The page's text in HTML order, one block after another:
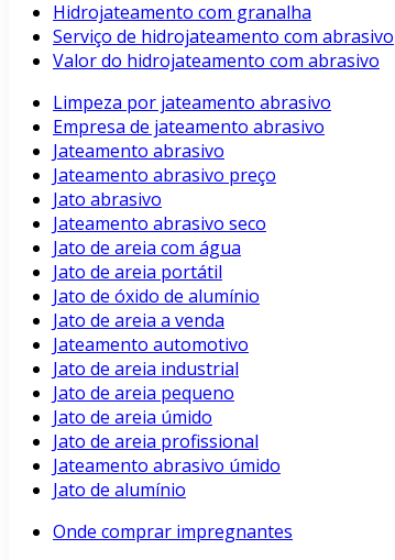
Hidrojateamento com granalha
Serviço de hidrojateamento com abrasivo
Valor do hidrojateamento com abrasivo
Limpeza por jateamento abrasivo
Empresa de jateamento abrasivo
Jateamento abrasivo
Jateamento abrasivo preço
Jato abrasivo
Jateamento abrasivo seco
Jato de areia com água
Jato de areia portátil
Jato de óxido de alumínio
Jato de areia a venda
Jateamento automotivo
Jato de areia industrial
Jato de areia pequeno
Jato de areia úmido
Jato de areia profissional
Jateamento abrasivo úmido
Jato de alumínio
Onde comprar impregnantes